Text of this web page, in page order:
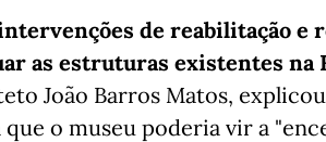
de reabilitação e
as estruturas existentes na
João Barros Matos,
o museu poderia vir a